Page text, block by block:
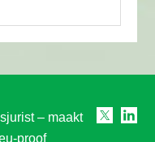
– maakt
proof